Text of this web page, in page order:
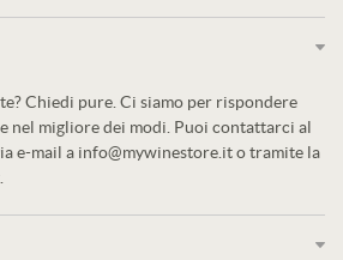
Chiedi pure. Ci siamo per rispondere
nel migliore dei modi. Puoi contattarci al
e-mail a info@mywinestore.it o tramite la